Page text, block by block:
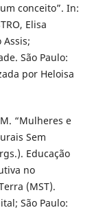
conceito”. In:
Elisa
Assis;
São Paulo:
por Heloisa
M. “Mulheres e
Sem
Educação
no
(MST).
São Paulo: